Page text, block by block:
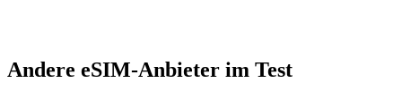
Andere eSIM-Anbieter im Test